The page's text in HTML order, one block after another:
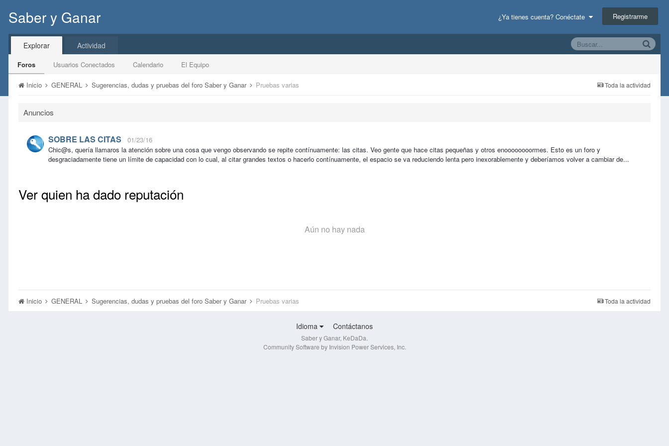
Saber y Ganar ¿Ya tienes cuenta? Conéctate Registrarme
Explorar
Foros Usuarios Conectados Calendario El Equipo
Actividad
Toda la actividad
Inicio GENERAL Sugerencias, dudas y pruebas del foro Saber y Ganar Pruebas varias
Anuncios
SOBRE LAS CITAS
01/23/16
Chic@s, quería llamaros la atención sobre una cosa que vengo observando se repite contínuamente: las citas. Veo gente que hace citas pequeñas y otros enoooooooormes. Esto es un foro y
desgraciadamente tiene un límite de capacidad con lo cual, al citar grandes textos o hacerlo contínuamente, el espacio se va reduciendo lenta pero inexorablemente y deberíamos volver a cambiar de...
Ver quien ha dado reputación
Aún no hay nada
Toda la actividad
Inicio GENERAL Sugerencias, dudas y pruebas del foro Saber y Ganar Pruebas varias
Idioma Contáctanos
Saber y Ganar, KeDaDa.
Community Software by Invision Power Services, Inc.